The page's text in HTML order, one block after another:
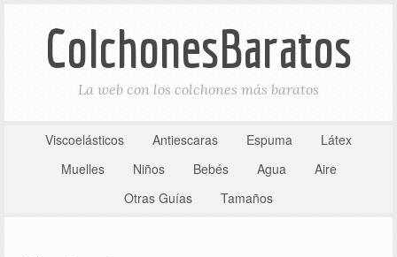
ColchonesBaratos
La web con los colchones más baratos
Viscoelásticos Antiescaras Espuma
Látex
Muelles
Niños Bebés Agua
Aire
Otras Guías
Tamaños